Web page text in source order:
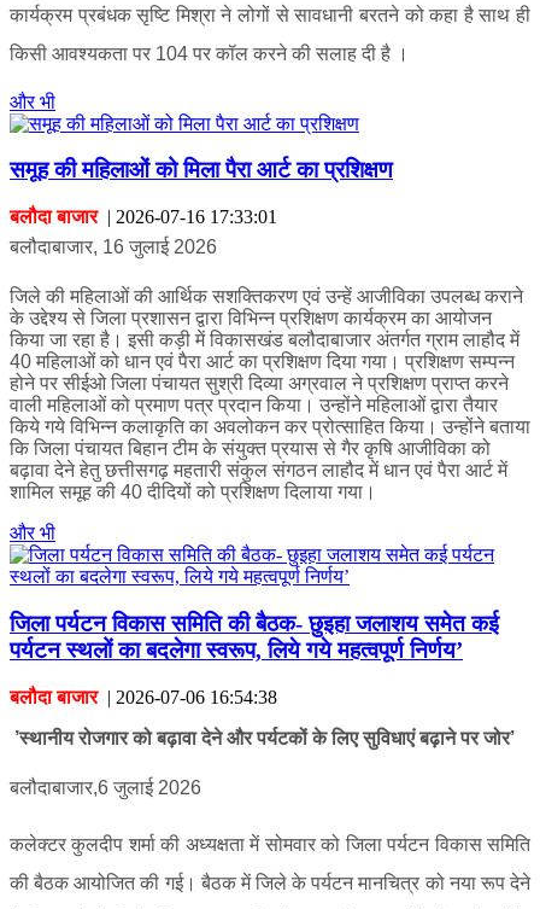
कार्यक्रम प्रबंधक सृष्टि मिश्रा ने लोगों से सावधानी बरतने को कहा है साथ ही
किसी आवश्यकता पर 104 पर कॉल करने की सलाह दी है ।
और भी
समूह की महिलाओं को मिला पैरा आर्ट का प्रशिक्षण
बलौदा बाजार| 2026-07-16 17:33:01
बलौदाबाजार, 16 जुलाई 2026
जिले की महिलाओं की आर्थिक सशक्तिकरण एवं उन्हें आजीविका उपलब्ध कराने
के उद्देश्य से जिला प्रशासन द्वारा विभिन्न प्रशिक्षण कार्यक्रम का आयोजन
किया जा रहा है। इसी कड़ी में विकासखंड बलौदाबाजार अंतर्गत ग्राम लाहौद में
40 महिलाओं को धान एवं पैरा आर्ट का प्रशिक्षण दिया गया। प्रशिक्षण सम्पन्न
होने पर सीईओ जिला पंचायत सुश्री दिव्या अग्रवाल ने प्रशिक्षण प्राप्त करने
वाली महिलाओं को प्रमाण पत्र प्रदान किया। उन्होंने महिलाओं द्वारा तैयार
किये गये विभिन्न कलाकृति का अवलोकन कर प्रोत्साहित किया। उन्होंने बताया
कि जिला पंचायत बिहान टीम के संयुक्त प्रयास से गैर कृषि आजीविका को
बढ़ावा देने हेतु छत्तीसगढ़ महतारी संकुल संगठन लाहौद में धान एवं पैरा आर्ट में
शामिल समूह की 40 दीदियों को प्रशिक्षण दिलाया गया।
और भी
जिला पर्यटन विकास समिति की बैठक- छुइहा जलाशय समेत कई
पर्यटन स्थलों का बदलेगा स्वरूप, लिये गये महत्वपूर्ण निर्णय’
बलौदा बाजार| 2026-07-06 16:54:38
’स्थानीय रोजगार को बढ़ावा देने और पर्यटकों के लिए सुविधाएं बढ़ाने पर जोर’
बलौदाबाजार,6 जुलाई 2026
कलेक्टर कुलदीप शर्मा की अध्यक्षता में सोमवार को जिला पर्यटन विकास समिति
की बैठक आयोजित की गई। बैठक में जिले के पर्यटन मानचित्र को नया रूप देने